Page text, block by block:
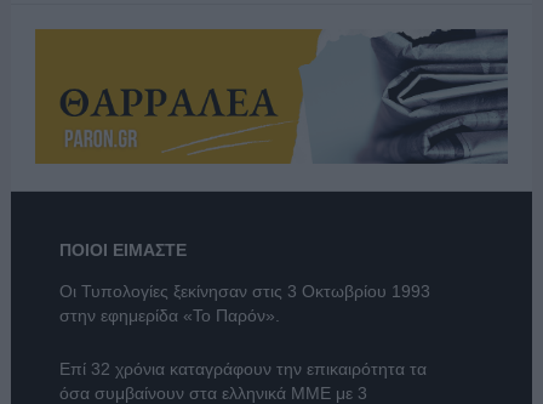
ΠΟΙΟΙ ΕΙΜΑΣΤΕ
Οι Τυπολογίες ξεκίνησαν στις 3 Οκτωβρίου 1993
στην εφημερίδα «Το Παρόν».
Επί 32 χρόνια καταγράφουν την επικαιρότητα τα
όσα συμβαίνουν στα ελληνικά ΜΜΕ με 3